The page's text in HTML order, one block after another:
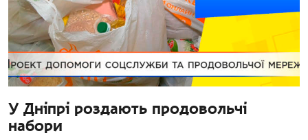
У Дніпрі роздають продовольчі
набори